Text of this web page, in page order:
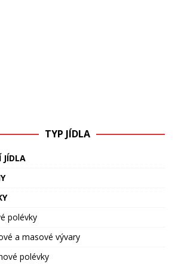
TYP JÍDLA
JÍDLA
polévky
a masové vývary
polévky